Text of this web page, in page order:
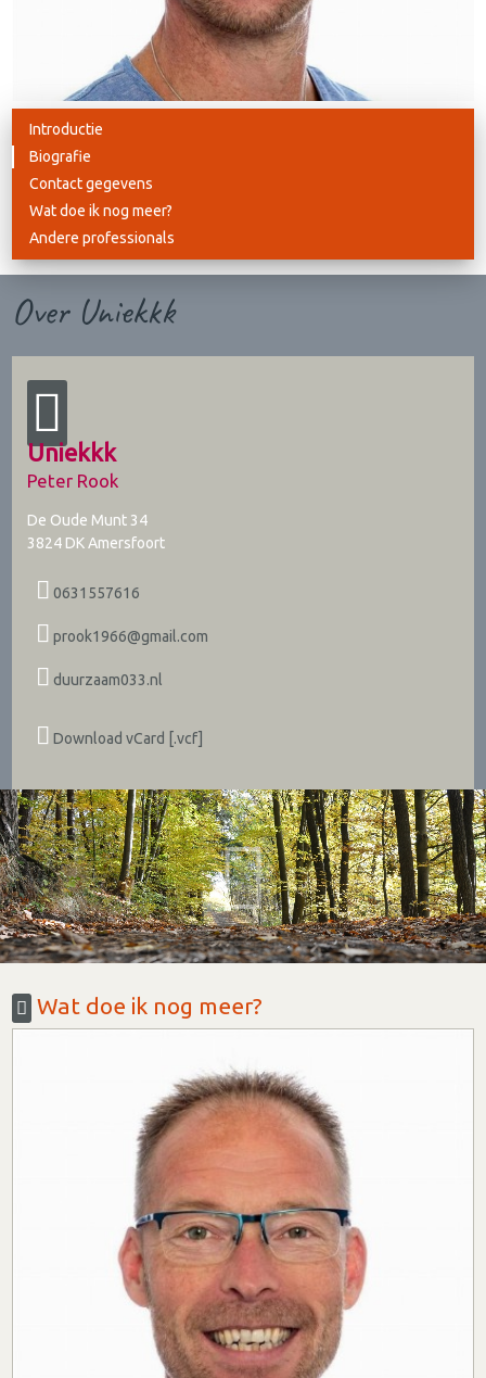
Introductie
Biografie
Contact gegevens
Wat doe ik nog meer?
Andere professionals
Over Uniekkk
Uniekkk
Peter Rook
De Oude Munt 34
3824 DKAmersfoort
0631557616
prook1966@gmail.com
duurzaam033.nl
Download vCard [.vcf]
Wat doe ik nog meer?